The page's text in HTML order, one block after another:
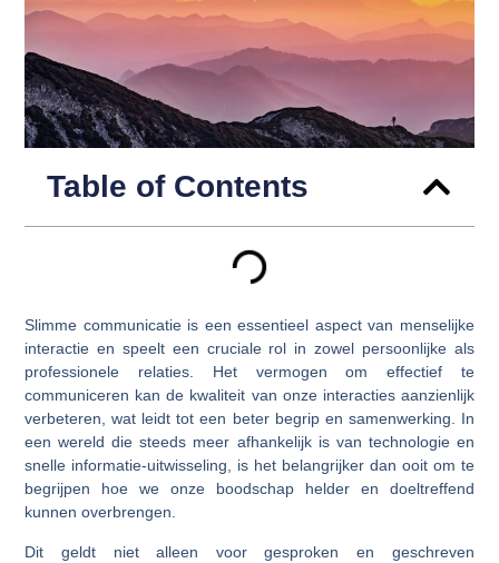
Table of Contents
Slimme communicatie is een essentieel aspect van menselijke
interactie en speelt een cruciale rol in zowel persoonlijke als
professionele relaties. Het vermogen om effectief te
communiceren kan de kwaliteit van onze interacties aanzienlijk
verbeteren, wat leidt tot een beter begrip en samenwerking. In
een wereld die steeds meer afhankelijk is van technologie en
snelle informatie-uitwisseling, is het belangrijker dan ooit om te
begrijpen hoe we onze boodschap helder en doeltreffend
kunnen overbrengen.
Dit geldt niet alleen voor gesproken en geschreven